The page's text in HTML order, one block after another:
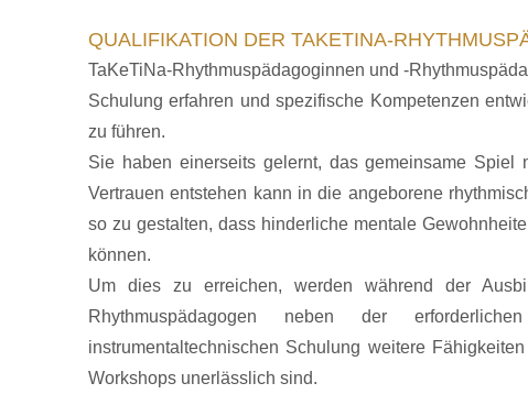
QUALIFIKATION DER TAKETINA-
TaKeTiNa-Rhythmuspädagoginnen und -
Schulung erfahren und spezifische Kompetenzen
zu führen.
Sie haben einerseits gelernt, das gemeinsame
Vertrauen entstehen kann in die angeborene
so zu gestalten, dass hinderliche mentale
können.
Um dies zu erreichen, werden während der
Rhythmuspädagogen neben der
instrumentaltechnischen Schulung weitere
Workshops unerlässlich sind.